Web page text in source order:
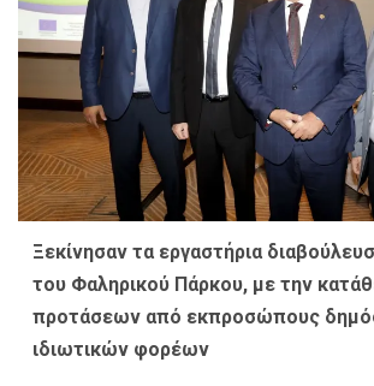
Ξεκίνησαν τα εργαστήρια
του Φαληρικού Πάρκου, με την
προτάσεων από εκπροσώπους
ιδιωτικών φορέων